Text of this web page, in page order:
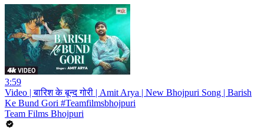
3:59
Video | बारिश के बून्द गोरी | Amit Arya | New Bhojpuri Song | Barish
Ke Bund Gori #Teamfilmsbhojpuri
Team Films Bhojpuri